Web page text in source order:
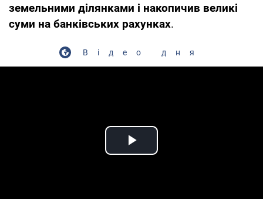
земельними ділянками і накопичив великі
суми на банківських рахунках.
Відео дня
Play Video